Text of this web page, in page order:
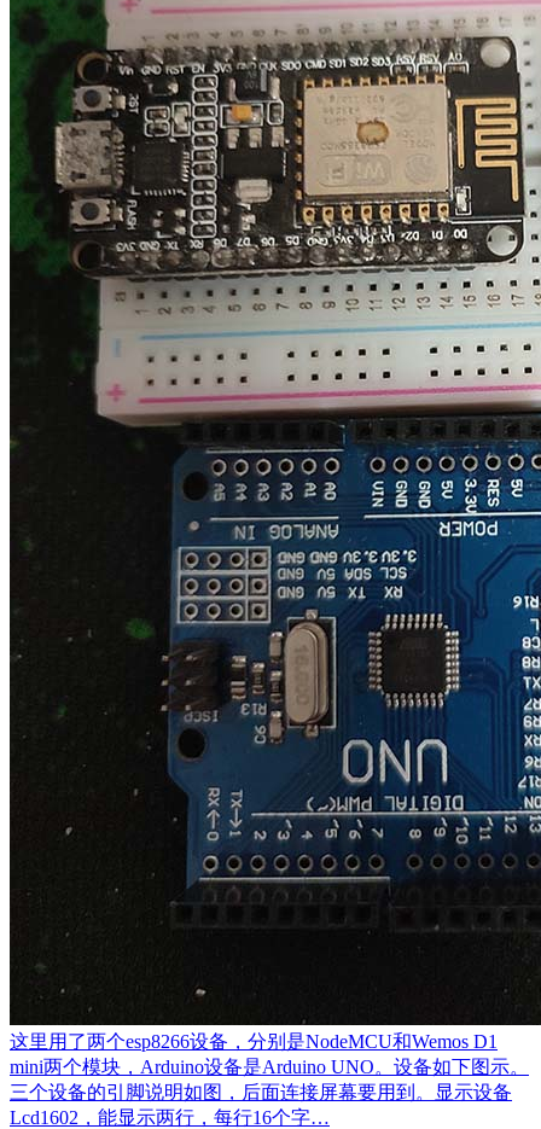
这里用了两个esp8266设备，分别是NodeMCU和Wemos D1
mini两个模块，Arduino设备是Arduino UNO。设备如下图示。
三个设备的引脚说明如图，后面连接屏幕要用到。显示设备
Lcd1602，能显示两行，每行16个字…